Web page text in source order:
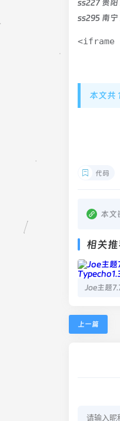
ss227 贵
ss295 南
<iframe
本文共
代码
本文
相关
上一篇